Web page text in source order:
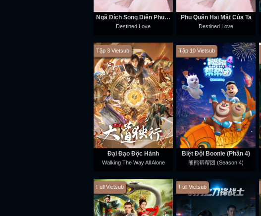
Ngã Đích Song Diện Phu Quân
Destined Love
Phu Quân Hai Mặt Của Ta
Destined Love
Tập 3 Vietsub
Đại Đạo Độc Hành
Walking The Way All Alone
Tập 10 Vietsub
Biệt Đội Boonie (Phần 4)
熊熊帮帮团 (Season 4)
Full Vietsub Full Vietsub